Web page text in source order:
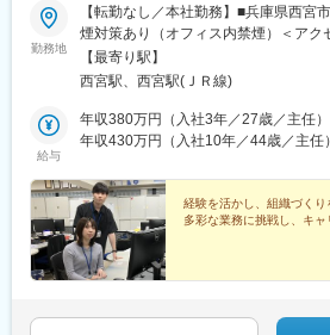
勤務地
【転勤なし／本社勤務】■兵庫県西宮
煙対策あり（オフィス内禁煙）＜アク
駅」より徒歩10分・阪神電車「西宮駅
【最寄り駅】
西宮駅、西宮駅(ＪＲ線)
給与
年収380万円（入社3年／27歳／主任）
年収430万円（入社10年／44歳／主任）
経験を活かし、組織づくり
多彩な業務に挑戦し、キ